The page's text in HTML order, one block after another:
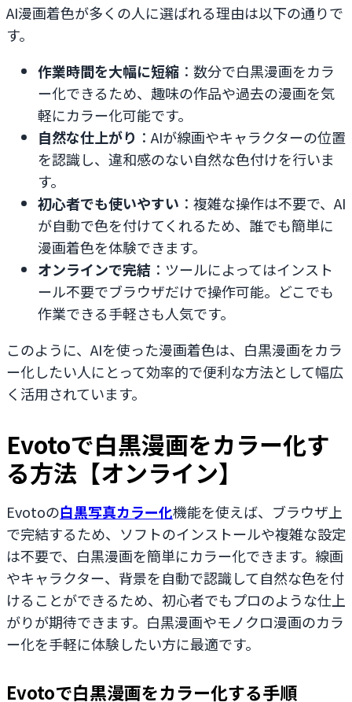
AI漫画着色が多くの人に選ばれる理由は以下の通りで
す。
作業時間を大幅に短縮 ：数分で白黒漫画をカラ
ー化できるため、趣味の作品や過去の漫画を気
軽にカラー化可能です。
自然な仕上がり ：AIが線画やキャラクターの位置
を認識し、違和感のない自然な色付けを行いま
す。
初心者でも使いやすい ：複雑な操作は不要で、AI
が自動で色を付けてくれるため、誰でも簡単に
漫画着色を体験できます。
オンラインで完結 ：ツールによってはインスト
ール不要でブラウザだけで操作可能。どこでも
作業できる手軽さも人気です。
このように、AIを使った漫画着色は、白黒漫画をカラ
ー化したい人にとって効率的で便利な方法として幅広
く活用されています。
Evotoで白黒漫画をカラー化す
る方法【オンライン】
Evotoの白黒写真カラー化機能を使えば、ブラウザ上
で完結するため、ソフトのインストールや複雑な設定
は不要で、白黒漫画を簡単にカラー化できます。線画
やキャラクター、背景を自動で認識して自然な色を付
けることができるため、初心者でもプロのような仕上
がりが期待できます。白黒漫画やモノクロ漫画のカラ
ー化を手軽に体験したい方に最適です。
Evotoで白黒漫画をカラー化する手順